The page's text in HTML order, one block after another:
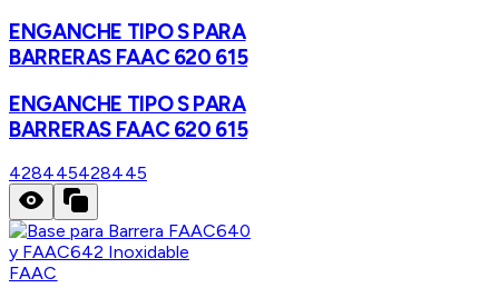
ENGANCHE TIPO S PARA
BARRERAS FAAC 620 615
ENGANCHE TIPO S PARA
BARRERAS FAAC 620 615
428445428445
FAAC